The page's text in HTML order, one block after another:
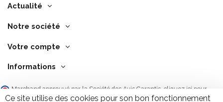
Actualité
Notre société
Votre compte
Informations
Marchand approuvé par la Société des Avis Garantis, cliquez ici pour
vérifier .
Ce site utilise des cookies pour son bon fonctionnement